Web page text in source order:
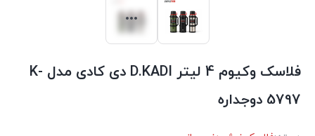
فلاسک وکیوم 4 لیتر D.KADI دی کادی مدل K-
5797 دوجداره